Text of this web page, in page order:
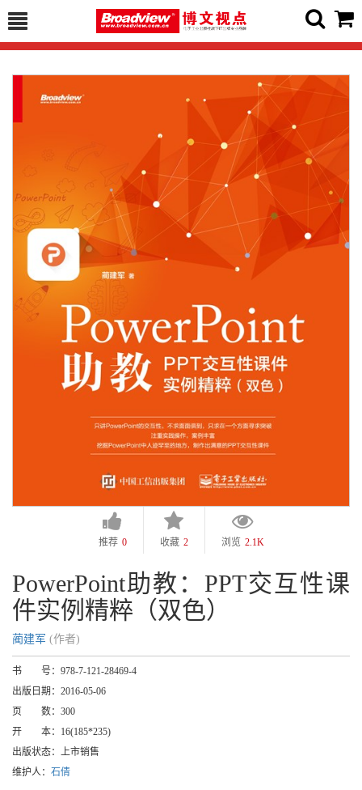
推荐 0 收藏 2 浏览 2.1K
PowerPoint助教：PPT交互性课
件实例精粹（双色）
蔺建军 (作者)
书 号： 978-7-121-28469-4
出版日期： 2016-05-06
页 数： 300
开 本： 16(185*235)
出版状态：
上市销售
维护人： 石倩